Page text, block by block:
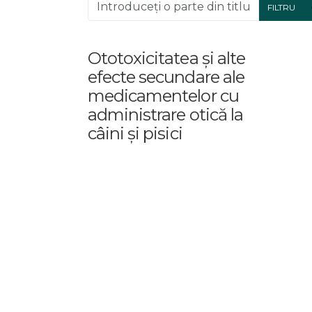
FILTRU
Ototoxicitatea și alte
efecte secundare ale
medicamentelor cu
administrare otică la
câini și pisici